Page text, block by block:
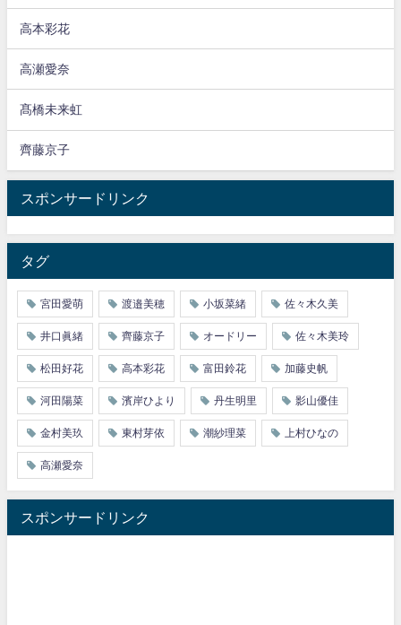
高本彩花
高瀬愛奈
髙橋未来虹
齊藤京子
スポンサードリンク
タグ
宮田愛萌 渡邉美穂 小坂菜緒 佐々木久美
井口眞緒 齊藤京子 オードリー 佐々木美玲
松田好花 高本彩花 富田鈴花 加藤史帆
河田陽菜 濱岸ひより 丹生明里 影山優佳
金村美玖 東村芽依 潮紗理菜 上村ひなの
高瀬愛奈
スポンサードリンク